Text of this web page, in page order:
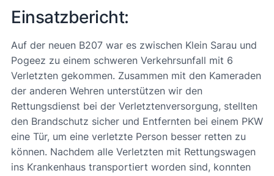
Einsatzbericht:
Auf der neuen B207 war es zwischen Klein Sarau und
Pogeez zu einem schweren Verkehrsunfall mit 6
Verletzten gekommen. Zusammen mit den Kameraden
der anderen Wehren unterstützen wir den
Rettungsdienst bei der Verletztenversorgung, stellten
den Brandschutz sicher und Entfernten bei einem PKW
eine Tür, um eine verletzte Person besser retten zu
können. Nachdem alle Verletzten mit Rettungswagen
ins Krankenhaus transportiert worden sind, konnten